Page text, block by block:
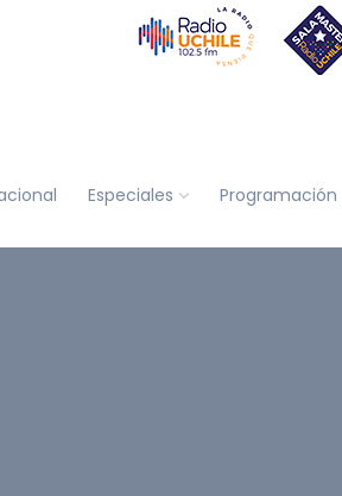
Especiales Programación